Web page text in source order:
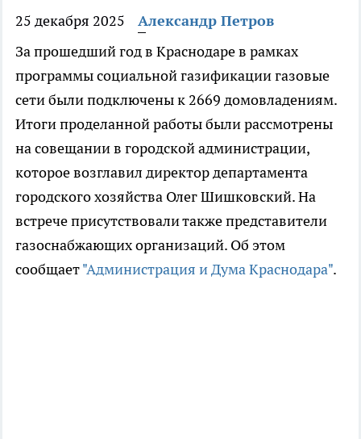
25 декабря 2025
Александр Петров
За прошедший год в Краснодаре в рамках
программы социальной газификации газовые
сети были подключены к 2669 домовладениям.
Итоги проделанной работы были рассмотрены
на совещании в городской администрации,
которое возглавил директор департамента
городского хозяйства Олег Шишковский. На
встрече присутствовали также представители
газоснабжающих организаций. Об этом
сообщает"Администрация и Дума Краснодара".